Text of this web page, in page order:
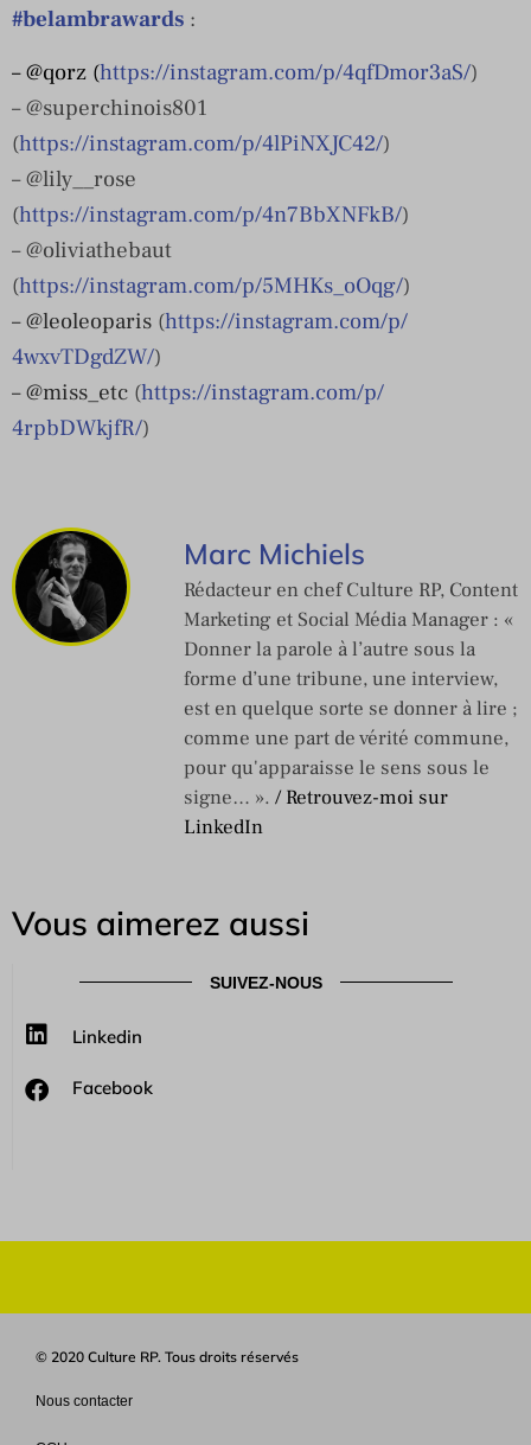
#belambrawards :
– @qorz (https://instagram.com/p/4qfDmor3aS/)
– @superchinois801
(https://instagram.com/p/4lPiNXJC42/)
– @lily__rose
(https://instagram.com/p/4n7BbXNFkB/)
– @oliviathebaut
(https://instagram.com/p/5MHKs_oOqg/)
– @leoleoparis (https://instagram.com/p/
4wxvTDgdZW/)
– @miss_etc (https://instagram.com/p/
4rpbDWkjfR/)
Marc Michiels
Rédacteur en chef Culture RP, Content
Marketing et Social Média Manager : «
Donner la parole à l’autre sous la
forme d’une tribune, une interview,
est en quelque sorte se donner à lire ;
comme une part de vérité commune,
pour qu'apparaisse le sens sous le
signe… ». / Retrouvez-moi sur
LinkedIn
Vous aimerez aussi
SUIVEZ-NOUS
Linkedin
Facebook
© 2020 Culture RP. Tous droits réservés
Nous contacter